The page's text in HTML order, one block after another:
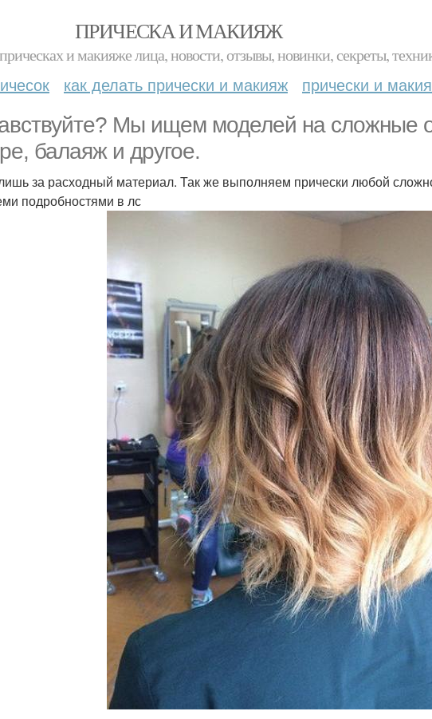
ПРИЧЕСКА И МАКИЯЖ
и макияже лица, новости, отзывы, новинки, секреты,
как делать прически и макияж прически и
Мы ищем моделей на сложные
балаяж и другое.
за расходный материал. Так же выполняем прически любой
подробностями в лс